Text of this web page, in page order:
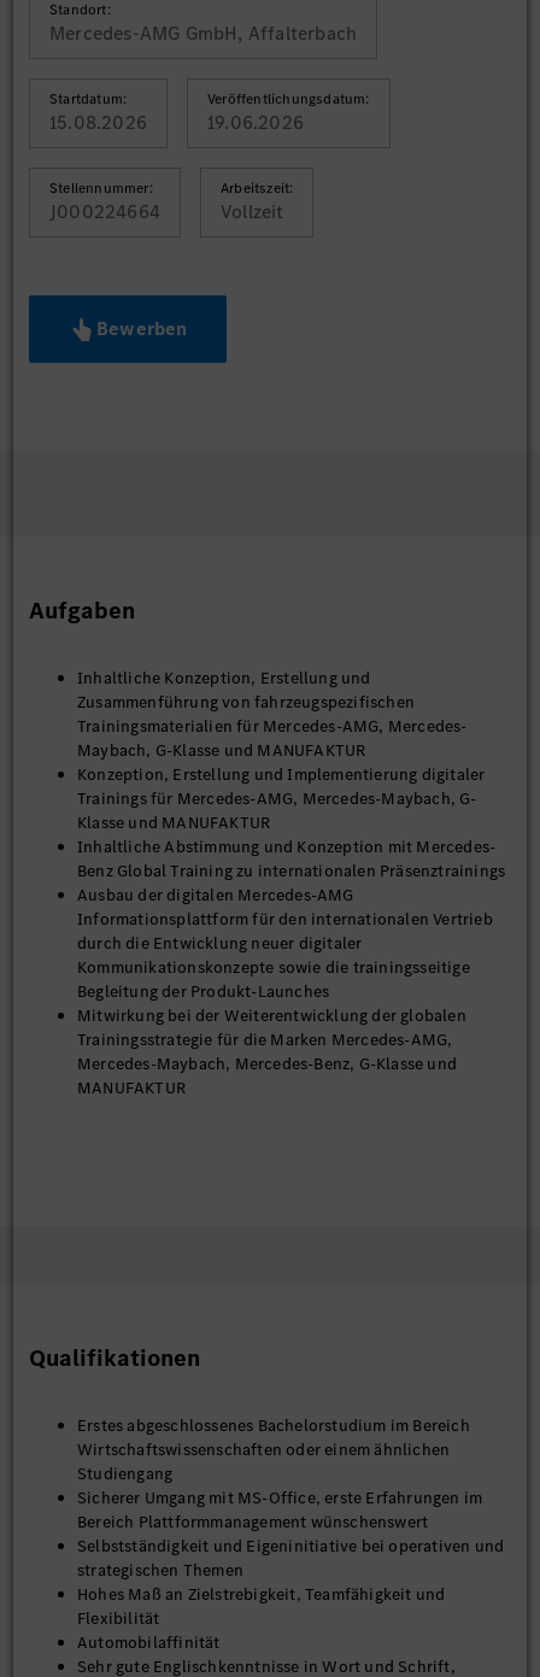
Standort:
Mercedes-AMG GmbH, Affalterbach
Startdatum:
15.08.2026
Veröffentlichungsdatum:
19.06.2026
Stellennummer:
J000224664
Arbeitszeit:
Vollzeit
Bewerben
Aufgaben
Inhaltliche Konzeption, Erstellung und
Zusammenführung von fahrzeugspezifischen
Trainingsmaterialien für Mercedes-AMG, Mercedes-
Maybach, G-Klasse und MANUFAKTUR
Konzeption, Erstellung und Implementierung digitaler
Trainings für Mercedes-AMG, Mercedes-Maybach, G-
Klasse und MANUFAKTUR
Inhaltliche Abstimmung und Konzeption mit Mercedes-
Benz Global Training zu internationalen Präsenztrainings
Ausbau der digitalen Mercedes-AMG
Informationsplattform für den internationalen Vertrieb
durch die Entwicklung neuer digitaler
Kommunikationskonzepte sowie die trainingsseitige
Begleitung der Produkt-Launches
Mitwirkung bei der Weiterentwicklung der globalen
Trainingsstrategie für die Marken Mercedes-AMG,
Mercedes-Maybach, Mercedes-Benz, G-Klasse und
MANUFAKTUR
Qualifikationen
Erstes abgeschlossenes Bachelorstudium im Bereich
Wirtschaftswissenschaften oder einem ähnlichen
Studiengang
Sicherer Umgang mit MS-Office, erste Erfahrungen im
Bereich Plattformmanagement wünschenswert
Selbstständigkeit und Eigeninitiative bei operativen und
strategischen Themen
Hohes Maß an Zielstrebigkeit, Teamfähigkeit und
Flexibilität
Automobilaffinität
Sehr gute Englischkenntnisse in Wort und Schrift,